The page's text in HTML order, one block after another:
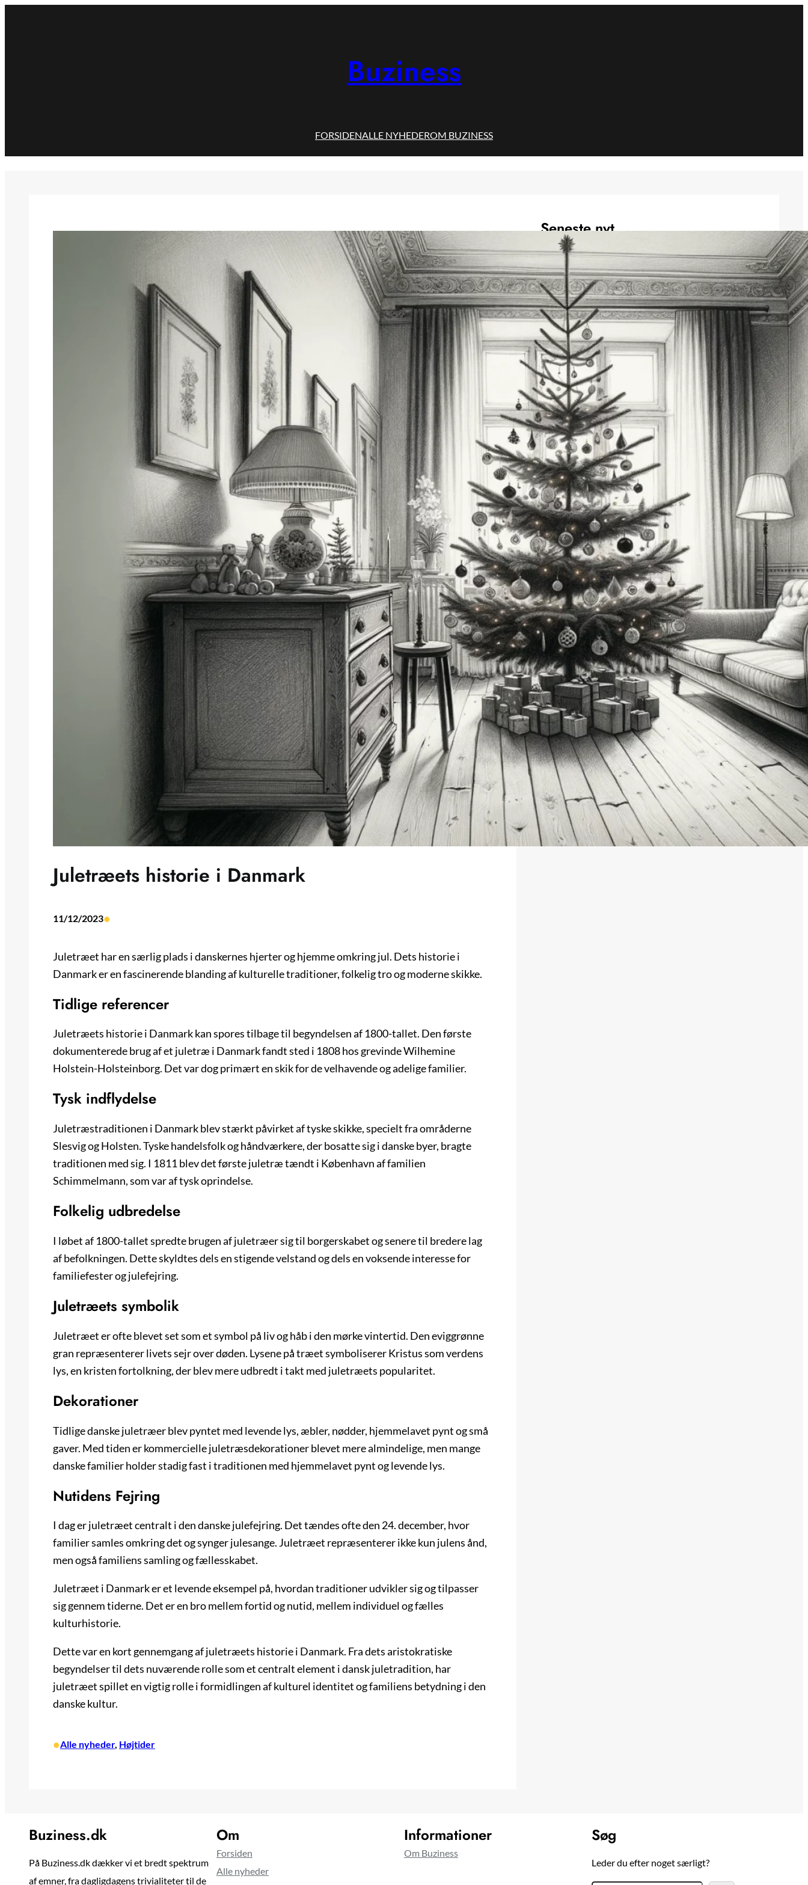
Buziness
FORSIDENALLE NYHEDEROM BUZINESS
Juletræets historie i Danmark
11/12/2023•
Juletræet har en særlig plads i danskernes hjerter og hjemme omkring jul. Dets historie i
Danmark er en fascinerende blanding af kulturelle traditioner, folkelig tro og moderne skikke.
Tidlige referencer
Juletræets historie i Danmark kan spores tilbage til begyndelsen af 1800-tallet. Den første
dokumenterede brug af et juletræ i Danmark fandt sted i 1808 hos grevinde Wilhemine
Holstein-Holsteinborg. Det var dog primært en skik for de velhavende og adelige familier.
Tysk indflydelse
Juletræstraditionen i Danmark blev stærkt påvirket af tyske skikke, specielt fra områderne
Slesvig og Holsten. Tyske handelsfolk og håndværkere, der bosatte sig i danske byer, bragte
traditionen med sig. I 1811 blev det første juletræ tændt i København af familien
Schimmelmann, som var af tysk oprindelse.
Folkelig udbredelse
I løbet af 1800-tallet spredte brugen af juletræer sig til borgerskabet og senere til bredere lag
af befolkningen. Dette skyldtes dels en stigende velstand og dels en voksende interesse for
familiefester og julefejring.
Juletræets symbolik
Juletræet er ofte blevet set som et symbol på liv og håb i den mørke vintertid. Den eviggrønne
gran repræsenterer livets sejr over døden. Lysene på træet symboliserer Kristus som verdens
lys, en kristen fortolkning, der blev mere udbredt i takt med juletræets popularitet.
Dekorationer
Tidlige danske juletræer blev pyntet med levende lys, æbler, nødder, hjemmelavet pynt og små
gaver. Med tiden er kommercielle juletræsdekorationer blevet mere almindelige, men mange
danske familier holder stadig fast i traditionen med hjemmelavet pynt og levende lys.
Nutidens Fejring
I dag er juletræet centralt i den danske julefejring. Det tændes ofte den 24. december, hvor
familier samles omkring det og synger julesange. Juletræet repræsenterer ikke kun julens ånd,
men også familiens samling og fællesskabet.
Juletræet i Danmark er et levende eksempel på, hvordan traditioner udvikler sig og tilpasser
sig gennem tiderne. Det er en bro mellem fortid og nutid, mellem individuel og fælles
kulturhistorie.
Dette var en kort gennemgang af juletræets historie i Danmark. Fra dets aristokratiske
begyndelser til dets nuværende rolle som et centralt element i dansk juletradition, har
juletræet spillet en vigtig rolle i formidlingen af kulturel identitet og familiens betydning i den
danske kultur.
•Alle nyheder, Højtider
Seneste nyt
Regeringen sætter fokus på
dyrevelfærd
Donald Trump er favorit, men nu
begynder balladen
Pas på Direktørsvindel: En
Voksende trussel mod virksomheder
Studie fremhæver potentielle
sundhedsfordele ved kaffe
Alvorlige risici ved identitetstyveri
Nyt i Finans
COP28 markerer vendepunkt i
kampen mod klimaforandringer
Argentinas svar på Donald Trump?
Buziness.dk
På Buziness.dk dækker vi et bredt spektrum
af emner, fra dagligdagens trivialiteter til de
Om
Forsiden
Alle nyheder
Informationer
Om Buziness
Søg
Leder du efter noget særligt?